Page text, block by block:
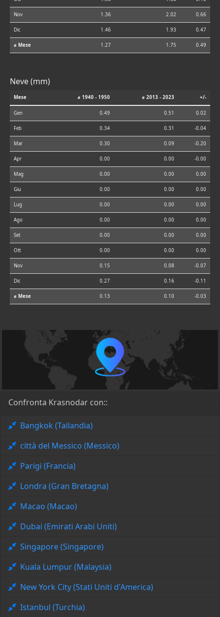
Nov 1.36 2.02 0.66
Dic 1.46 1.93 0.47
⌀ Mese 1.27 1.75 0.49
Neve (mm)
Mese ⌀ 1940 - 1950 ⌀ 2013 - 2023 +/-
Gen 0.49 0.51 0.02
Feb 0.34 0.31 -0.04
Mar 0.30 0.09 -0.20
Apr 0.00 0.00 -0.00
Mag 0.00 0.00 0.00
Giu 0.00 0.00 0.00
Lug 0.00 0.00 0.00
Ago 0.00 0.00 0.00
Set 0.00 0.00 0.00
Ott 0.00 0.00 0.00
Nov 0.15 0.08 -0.07
Dic 0.27 0.16 -0.11
⌀ Mese 0.13 0.10 -0.03
Confronta Krasnodar con::
Bangkok (Tailandia)
città del Messico (Messico)
Parigi (Francia)
Londra (Gran Bretagna)
Macao (Macao)
Dubai (Emirati Arabi Uniti)
Singapore (Singapore)
Kuala Lumpur (Malaysia)
New York City (Stati Uniti d'America)
Istanbul (Turchia)